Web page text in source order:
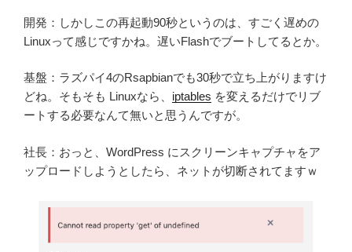
開発：しかしこの再起動90秒というのは、すごく遅めの
Linuxって感じですかね。遅いFlashでブートしてるとか。
基盤：ラズパイ4のRsapbianでも30秒で立ち上がりますけ
どね。そもそも Linuxなら、 iptables を変えるだけでリブ
ートする必要なんて無いと思うんですが。
社長：おっと、WordPress にスクリーンキャプチャをア
ップロードしようとしたら、ネットが切断されてますｗ